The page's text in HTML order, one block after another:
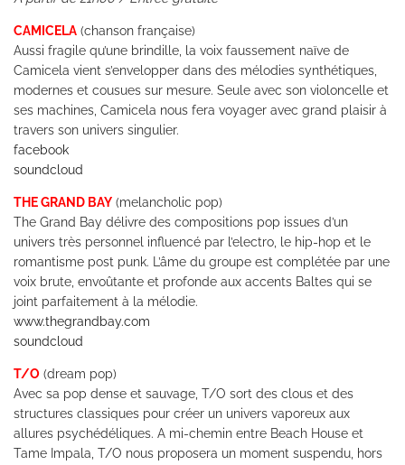
CAMICELA (chanson française)
Aussi fragile qu’une brindille, la voix faussement naïve de
Camicela vient s’envelopper dans des mélodies synthétiques,
modernes et cousues sur mesure. Seule avec son violoncelle et
ses machines, Camicela nous fera voyager avec grand plaisir à
travers son univers singulier.
facebook
soundcloud
THE GRAND BAY (melancholic pop)
The Grand Bay délivre des compositions pop issues d’un
univers très personnel influencé par l’electro, le hip-hop et le
romantisme post punk. L’âme du groupe est complétée par une
voix brute, envoûtante et profonde aux accents Baltes qui se
joint parfaitement à la mélodie.
www.thegrandbay.com
soundcloud
T/O (dream pop)
Avec sa pop dense et sauvage, T/O sort des clous et des
structures classiques pour créer un univers vaporeux aux
allures psychédéliques. A mi-chemin entre Beach House et
Tame Impala, T/O nous proposera un moment suspendu, hors